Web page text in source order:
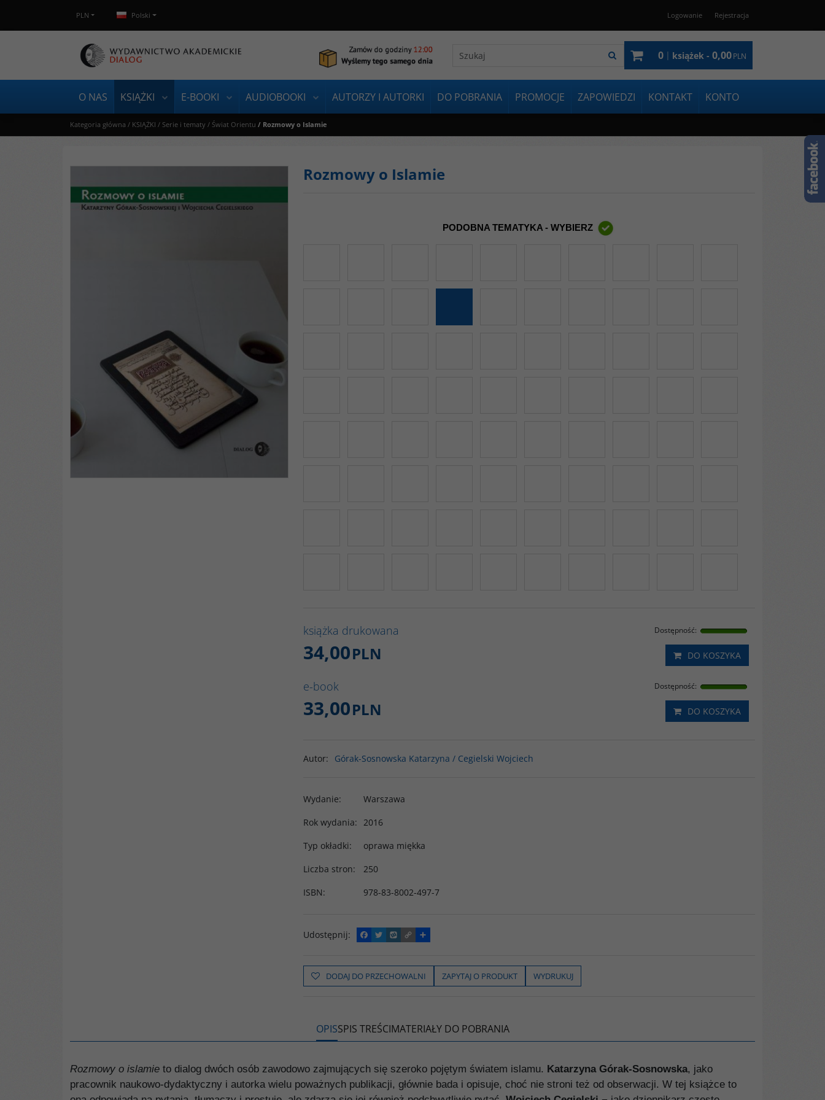
PLN Polski Logowanie Rejestracja
0 | książek - 0,00PLN
O NAS KSIĄŻKI E-BOOKI AUDIOBOOKI AUTORZY I AUTORKI DO POBRANIA PROMOCJE ZAPOWIEDZI KONTAKT KONTO
Kategoria główna / KSIĄŻKI / Serie i tematy / Świat Orientu / Rozmowy o Islamie
Rozmowy o Islamie
PODOBNA TEMATYKA - WYBIERZ
książka drukowana Dostępność:
34,00PLN DO KOSZYKA
e-book Dostępność:
33,00PLN DO KOSZYKA
Autor: Górak-Sosnowska Katarzyna / Cegielski Wojciech
Wydanie:
Warszawa
Rok wydania: 2016
Typ okładki:
oprawa miękka
Liczba stron:
250
ISBN: 978-83-8002-497-7
Udostępnij:
F
a
e
b
o
T
w
t
t
e
W
y
o
p
C
o
y
L
i
P
o
z
i
e
ę
DODAJ DO PRZECHOWALNI ZAPYTAJ O PRODUKT WYDRUKUJ
OPISSPIS TREŚCIMATERIAŁY DO POBRANIA
Rozmowy o islamie to dialog dwóch osób zawodowo zajmujących się szeroko pojętym światem islamu. Katarzyna Górak-Sosnowska, jako
pracownik naukowo-dydaktyczny i autorka wielu poważnych publikacji, głównie bada i opisuje, choć nie stroni też od obserwacji. W tej książce to